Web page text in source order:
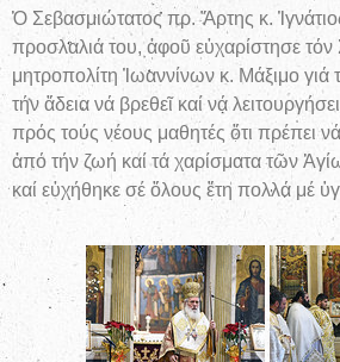
Ὁ Σεβασμιώτατος πρ. Ἄρτης κ.
προσλαλιά του, ἀφοῦ εὐχαρίστησε
μητροπολίτη Ἰωαννίνων κ. Μάξιμο γιά
τήν ἄδεια νά βρεθεῖ καί νά
πρός τούς νέους μαθητές ὅτι πρέπει
ἀπό τήν ζωή καί τά χαρίσματα τῶν
καί εὐχήθηκε σέ ὅλους ἔτη πολλά μέ